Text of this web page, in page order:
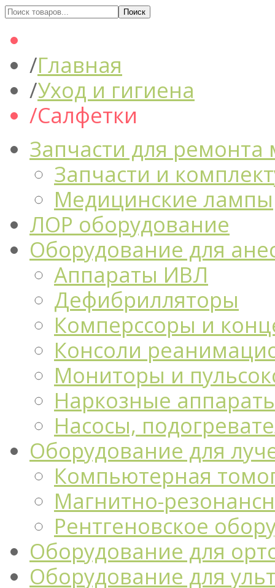
Главная
Уход и гигиена
Салфетки
Запчасти для
Запчасти и
Медицинские лампы
ЛОР оборудование
Оборудование для
Аппараты ИВЛ
Дефибрилляторы
Комперссоры и
Консоли
Мониторы и
Наркозные
Насосы,
Оборудование для
Компьютерная
Магнитно-
Рентгеновское
Оборудование для
Оборудование для